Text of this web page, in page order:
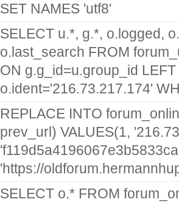
SET NAMES 'utf8'
SELECT u.*, g.*, o.logged,
o.last_search FROM
ON g.g_id=u.group_id
o.ident='216.73.217.174'
REPLACE INTO
prev_url) VALUES(1,
'https://
SELECT o.* FROM